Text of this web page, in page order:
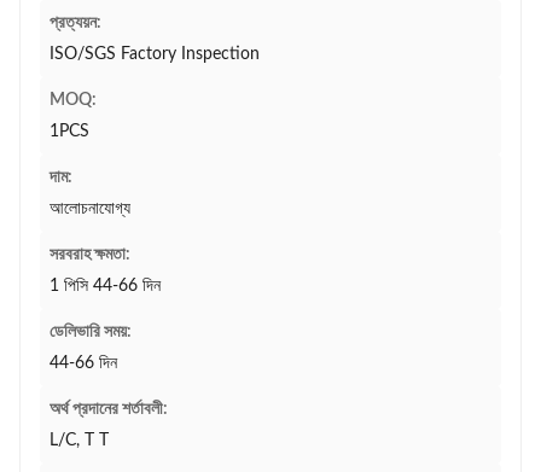
প্রত্যয়ন:
ISO/SGS Factory Inspection
MOQ:
1PCS
দাম:
আলোচনাযোগ্য
সরবরাহ ক্ষমতা:
1 পিসি 44-66 দিন
ডেলিভারি সময়:
44-66 দিন
অর্থ প্রদানের শর্তাবলী:
L/C, T T